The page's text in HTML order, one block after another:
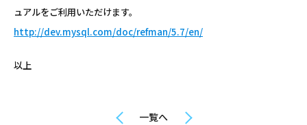
ュアルをご利用いただけます。
http://dev.mysql.com/doc/refman/5.7/en/
以上
一覧へ